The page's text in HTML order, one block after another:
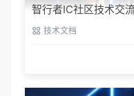
智行者IC社区技术交
指南技术文档